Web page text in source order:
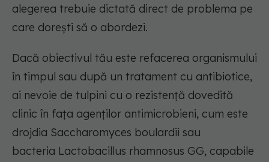
alegerea trebuie dictată direct de problema pe
care dorești să o abordezi.
Dacă obiectivul tău este refacerea organismului
în timpul sau după un tratament cu antibiotice,
ai nevoie de tulpini cu o rezistență dovedită
clinic în fața agenților antimicrobieni, cum este
drojdia Saccharomyces boulardii sau
bacteria Lactobacillus rhamnosus GG, capabile